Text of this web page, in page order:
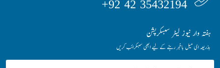
35432194 42 92+
ہفتہ وار نیوز لیٹر سبسکرپشن
بذریعہ ای میل باخبر رہنے کے لیے ابھی سبسکرائب کریں